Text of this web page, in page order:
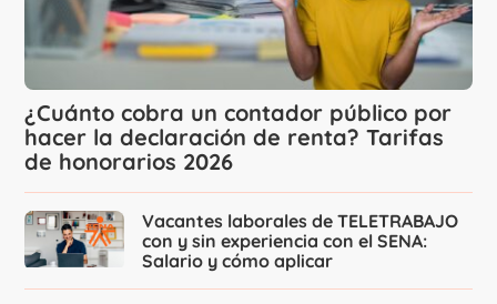
¿Cuánto cobra un contador público por
hacer la declaración de renta? Tarifas
de honorarios 2026
Vacantes laborales de TELETRABAJO
con y sin experiencia con el SENA:
Salario y cómo aplicar